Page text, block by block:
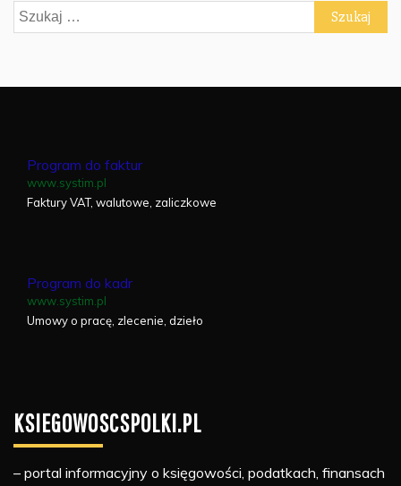
Szukaj:
Program do faktur
www.systim.pl
Faktury VAT, walutowe, zaliczkowe
Program do kadr
www.systim.pl
Umowy o pracę, zlecenie, dzieło
KSIEGOWOSCSPOLKI.PL
– portal informacyjny o księgowości, podatkach, finansach